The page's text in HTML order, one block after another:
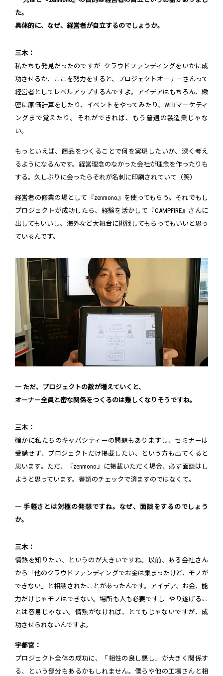
た。
具体的に、なぜ、経営者が自立するのでしょうか。
三木：
私たちも発見だったのですが…クラウドファンディングをいかに成
功させるか、ここを努力をすると、プロジェクトオーナーさんって
経営者としてレベルアップするんですよ。アイデアはもちろん、緻
密に原価計算をしたり、イベントをやってみたり、WEBマーケティ
ングまで覚えたり。それができれば、もう普通の製造業じゃな
い。
もっといえば、商品をつくることで何を実現したいか、深く考え
るようになるんです。経営理念のなかった会社が理念を作ったりも
する。久しぶりに会ったらそれが名刺に印刷されていて（笑）
経営者の修業の場として『zenmono』を使ってもらう。それでもし
プロジェクトが成功したら、経験を活かして『CAMPFIRE』さんに
出してもいいし、海外など大舞台に挑戦してもらってもいいと思っ
ているんです。
― ただ、プロジェクトの数が増えていくと、
オーナー全員と密な関係をつくるのは難しくなりそうですね。
三木：
確かに私たちのキャパシティーの問題もありますし、セミナーは
受講せず、プロジェクトだけ掲載したい、という方も出てくると
思います。ただ、『zenmono』に掲載いただく場合、必ず面談はし
ようと思っています。書類のチェックで済ますのではなくて。
― 手軽さとは対極の発想ですね。なぜ、面談をするのでしょう
か。
三木：
情熱を知りたい、というのが大きいですね。以前、ある会社さん
から「他のクラウドファンディングでお金は集まったけど、モノが
できない」と相談されたことがあったんです。アイデア、お金、能
力だけじゃモノはできない。場所も人も必要ですし…やり遂げるこ
とは容易じゃない。情熱がなければ、とてもじゃないですが、成
功させられないんですよ。
宇都宮：
プロジェクト全体の成功に、「相性の良し悪し」が大きく関係す
る、という部分もあるかもしれません。僕らや他の工場さんと相